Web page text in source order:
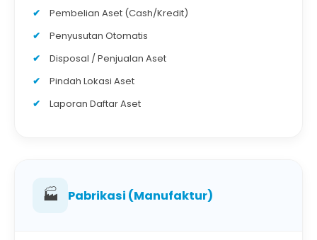
Pembelian Aset (Cash/Kredit)
Penyusutan Otomatis
Disposal / Penjualan Aset
Pindah Lokasi Aset
Laporan Daftar Aset
🏭 Pabrikasi (Manufaktur)